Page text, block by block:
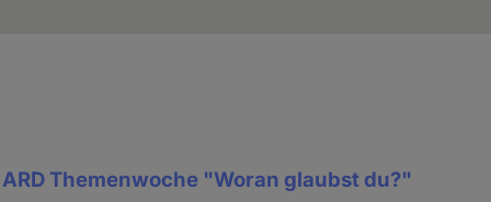
Themenwoche "Woran glaubst du?"